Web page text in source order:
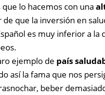
lo hacemos con una
de que la inversión en
es muy inferior a la
ejemplo de país
así la fama que nos
beber